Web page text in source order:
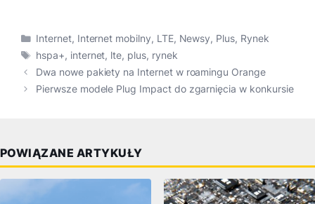
Kategorie
Internet, Internet mobilny, LTE, Newsy, Plus, Rynek
Tagi
hspa+, internet, lte, plus, rynek
Dwa nowe pakiety na Internet w roamingu Orange
Pierwsze modele Plug Impact do zgarnięcia w konkursie
POWIĄZANE ARTYKUŁY